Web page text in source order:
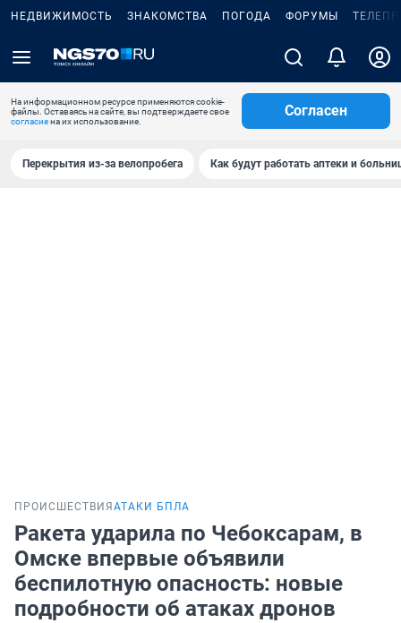
НЕДВИЖИМОСТЬ ЗНАКОМСТВА ПОГОДА ФОРУМЫ
На информационном ресурсе применяются cookie-
файлы. Оставаясь на сайте, вы подтверждаете свое
согласиена их использование.
Согласен
Перекрытия из-за велопробега Как будут работать аптеки и
ПРОИСШЕСТВИЯ АТАКИ БПЛА
Ракета ударила по Чебоксарам, в
Омске впервые объявили
беспилотную опасность: новые
подробности об атаках дронов